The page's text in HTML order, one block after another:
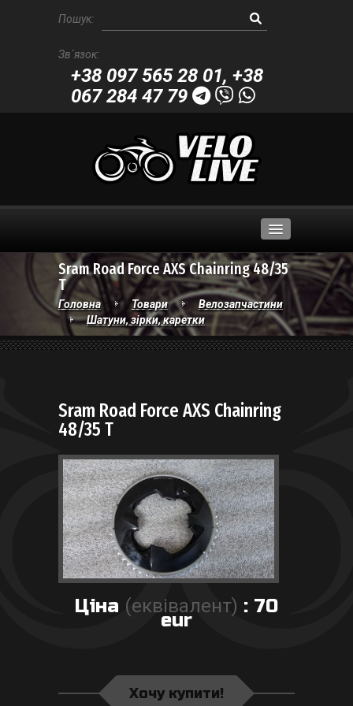
Пошук:
Зв`язок:
+38 097 565 28 01, +38
067 284 47 79
Велосипеди
Велозапчастини
Sram Road Force AXS Chainring 48/35
T
Головна Товари
Велозапчастини
Шатуни, зірки, каретки
Sram Road Force AXS Chainring
48/35 T
Ціна (еквівалент) : 70
eur
Хочу купити!